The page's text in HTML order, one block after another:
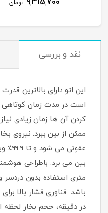
9,315,700 تومان
نقد و بررسی
این اتو دارای بالاترین
است در مدت زمان کوتاهی
کردن آن ها زمان زیادی
ممکن از بین ببرد. نیروی
متری استفاده بدون دردسر